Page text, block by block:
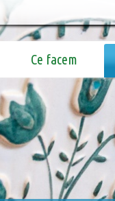
Ce facem